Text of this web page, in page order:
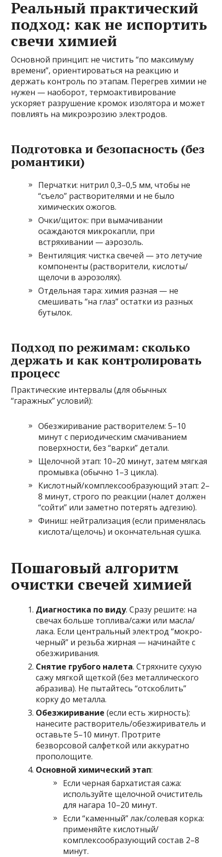
Реальный практический
подход: как не испортить
свечи химией
Основной принцип: не чистить “по максимуму
времени”, ориентироваться на реакцию и
держать контроль по этапам. Перегрев химии не
нужен — наоборот, термоактивирование
ускоряет разрушение кромок изолятора и может
повлиять на микроэрозию электродов.
Подготовка и безопасность (без
романтики)
Перчатки: нитрил 0,3–0,5 мм, чтобы не
“съело” растворителями и не было
химических ожогов.
Очки/щиток: при вымачивании
осаждаются микрокапли, при
встряхивании — аэрозоль.
Вентиляция: чистка свечей — это летучие
компоненты (растворители, кислоты/
щелочи в аэрозолях).
Отдельная тара: химия разная — не
смешивать “на глаз” остатки из разных
бутылок.
Подход по режимам: сколько
держать и как контролировать
процесс
Практические интервалы (для обычных
“гаражных” условий):
Обезжиривание растворителем: 5–10
минут с периодическим смачиванием
поверхности, без “варки” детали.
Щелочной этап: 10–20 минут, затем мягкая
промывка (обычно 1–3 цикла).
Кислотный/комплексообразующий этап: 2–
8 минут, строго по реакции (налет должен
“сойти” или заметно потерять адгезию).
Финиш: нейтрализация (если применялась
кислота/щелочь) и окончательная сушка.
Пошаговый алгоритм
очистки свечей химией
Диагностика по виду. Сразу решите: на
свечах больше топлива/сажи или масла/
лака. Если центральный электрод “мокро-
черный” и резьба жирная — начинайте с
обезжиривания.
Снятие грубого налета. Стряхните сухую
сажу мягкой щеткой (без металлического
абразива). Не пытайтесь “отскоблить”
корку до металла.
Обезжиривание (если есть жирность):
нанесите растворитель/обезжириватель и
оставьте 5–10 минут. Протрите
безворсовой салфеткой или аккуратно
прополощите.
Основной химический этап:
Если черная бархатистая сажа:
используйте щелочной очиститель
для нагара 10–20 минут.
Если “каменный” лак/солевая корка:
применяйте кислотный/
комплексообразующий состав 2–8
минут.